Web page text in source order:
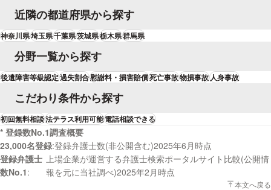
近隣の都道府県から探す
神奈川県埼玉県千葉県茨城県栃木県群馬県
分野一覧から探す
後遺障害等級認定過失割合慰謝料・損害賠償死亡事故物損事故人身事故
こだわり条件から探す
初回無料相談法テラス利用可能電話相談できる
* 登録数No.1調査概要
23,000名登録 登録弁護士数(非公開含む)2025年6月時点
登録弁護士
数No.1
上場企業が運営する弁護士検索ポータルサイト比較(公開情
報を元に当社調べ)2025年2月時点
本文へ戻る